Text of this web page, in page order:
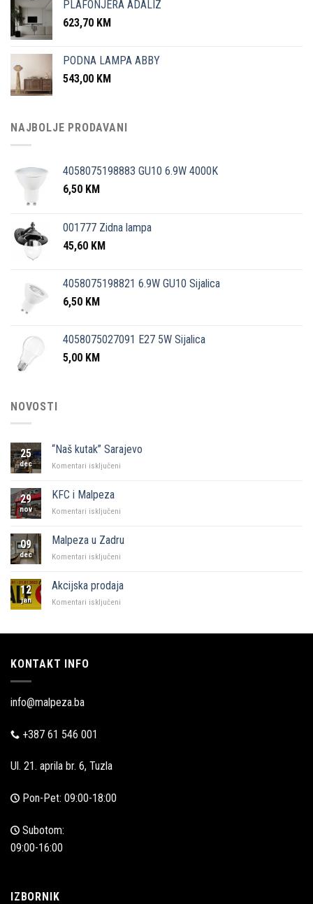
PLAFONJERA ADALIZ
623,70 KM
PODNA LAMPA ABBY
543,00 KM
NAJBOLJE PRODAVANI
4058075198883 GU10 6.9W 4000K
6,50 KM
001777 Zidna lampa
45,60 KM
4058075198821 6.9W GU10 Sijalica
6,50 KM
4058075027091 E27 5W Sijalica
5,00 KM
NOVOSTI
25
dec
“Naš kutak” Sarajevo
Komentari isključeni
29
nov
KFC i Malpeza
Komentari isključeni
Malpeza
09
dec
Malpeza u Zadru
Komentari isključeni
Zadru
12
jan
Akcijska prodaja
Komentari isključeni
KONTAKT INFO
info@malpeza.ba
+387 61 546 001
Ul. 21. aprila br. 6, Tuzla
Pon-Pet: 09:00-18:00
Subotom:
09:00-16:00
IZBORNIK